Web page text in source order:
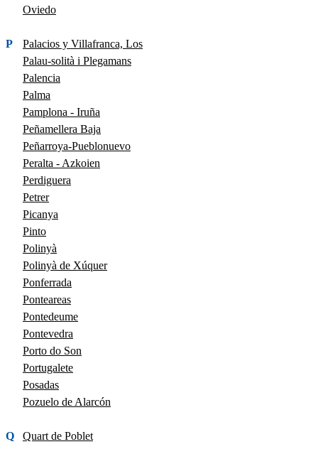
Oviedo
P
Palacios y Villafranca, Los
Palau-solità i Plegamans
Palencia
Palma
Pamplona - Iruña
Peñamellera Baja
Peñarroya-Pueblonuevo
Peralta - Azkoien
Perdiguera
Petrer
Picanya
Pinto
Polinyà
Polinyà de Xúquer
Ponferrada
Ponteareas
Pontedeume
Pontevedra
Porto do Son
Portugalete
Posadas
Pozuelo de Alarcón
Q Quart de Poblet